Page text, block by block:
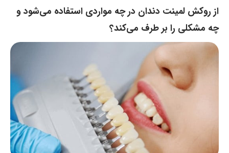
از روکش لمینت دندان در چه مواردی استفاده می‌شود و
چه مشکلی را بر طرف می‌کند؟